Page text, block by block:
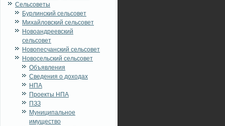
Сельсоветы
Бурлинский сельсовет
Михайловский сельсовет
Новоандреевский
сельсовет
Новопесчанский сельсовет
Новосельский сельсовет
Объявления
Сведения о доходах
НПА
Проекты НПА
ПЗЗ
Муниципальное
имущество